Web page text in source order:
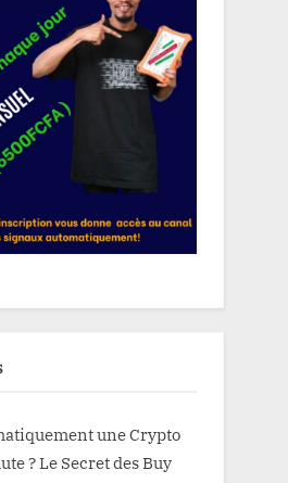
une Crypto
? Le Secret des Buy